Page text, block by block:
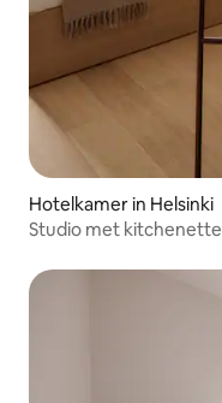
Hotelkamer in Helsinki
Studio met kitchenette